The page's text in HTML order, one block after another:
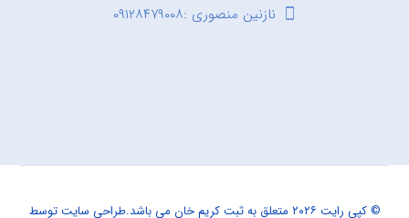
نازنین منصوری :۰۹۱۲۸۴۷۹۰۰۸
© کپی رایت ۲۰۲۶ متعلق به ثبت کریم خان می باشد. طراحی سایتتوسط